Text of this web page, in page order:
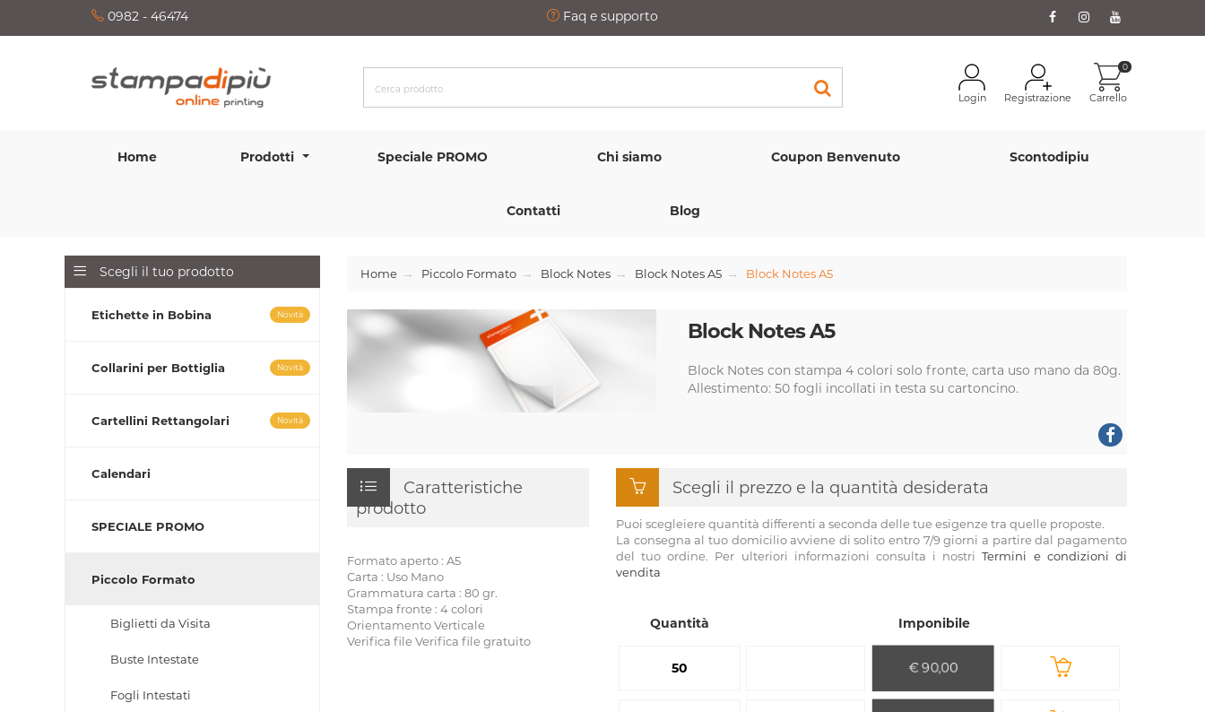
0982 - 46474 Faq e supporto
Login Registrazione Carrello
0
Home Prodotti Speciale PROMO Chi siamo Coupon Benvenuto Scontodipiu
Contatti Blog
Scegli il tuo prodotto
Etichette in Bobina Novità
Collarini per Bottiglia Novità
Cartellini Rettangolari Novità
Calendari
SPECIALE PROMO
Piccolo Formato
Biglietti da Visita
Buste Intestate
Fogli Intestati
Home Piccolo Formato Block Notes Block Notes A5 Block Notes A5
Block Notes A5
Block Notes con stampa 4 colori solo fronte, carta uso mano da 80g.
Allestimento: 50 fogli incollati in testa su cartoncino.
Caratteristiche
prodotto
Formato aperto : A5
Carta : Uso Mano
Grammatura carta : 80 gr.
Stampa fronte : 4 colori
Orientamento Verticale
Verifica file Verifica file gratuito
Scegli il prezzo e la quantità desiderata
Puoi scegleiere quantità differenti a seconda delle tue esigenze tra quelle proposte.
La consegna al tuo domicilio avviene di solito entro 7/9 giorni a partire dal pagamento
del tuo ordine. Per ulteriori informazioni consulta i nostriTermini e condizioni di
vendita
Quantità Imponibile
50 € 90,00